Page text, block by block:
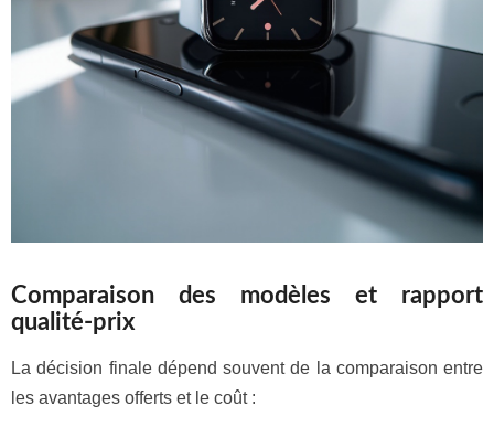
Comparaison des modèles et rapport
qualité-prix
La décision finale dépend souvent de la comparaison entre
les avantages offerts et le coût :